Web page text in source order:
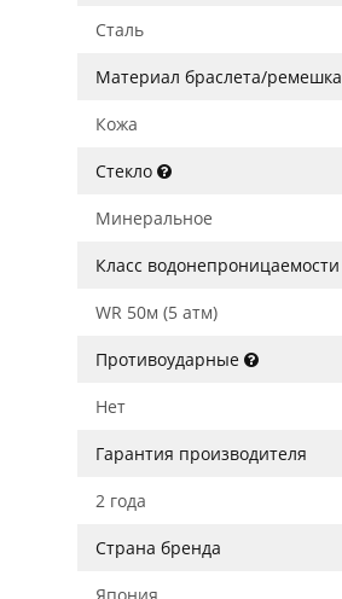
Сталь
Материал браслета/ремешка
Кожа
Стекло
Минеральное
Класс водонепроницаемости
WR 50м (5 атм)
Противоударные
Нет
Гарантия производителя
2 года
Страна бренда